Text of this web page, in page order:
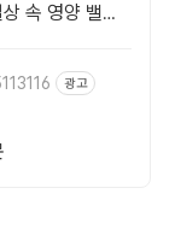
속 영양 밸런
광고